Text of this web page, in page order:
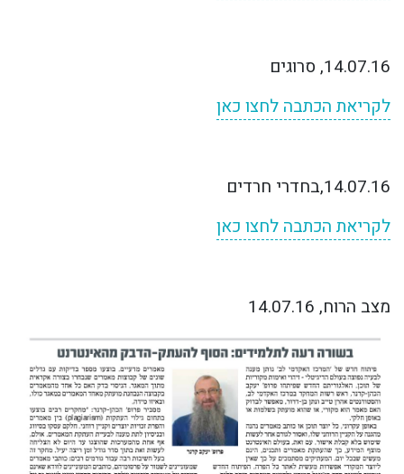
14.07.16, סרוגים
לקריאת הכתבה לחצו כאן
14.07.16, בחדרי חרדים
לקריאת הכתבה לחצו כאן
מצב הרוח, 14.07.16